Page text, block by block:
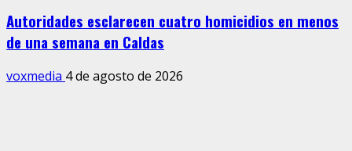
Autoridades esclarecen cuatro homicidios en menos
de una semana en Caldas
voxmedia 4 de agosto de 2026